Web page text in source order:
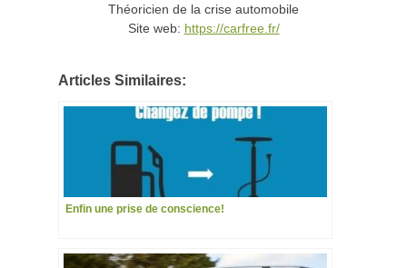
Théoricien de la crise automobile
Site web: https://carfree.fr/
Articles Similaires:
Enfin une prise de conscience!